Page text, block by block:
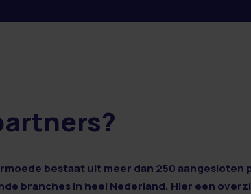
bestaat uit meer dan 250 aangesloten
branches in heel Nederland. Hier een